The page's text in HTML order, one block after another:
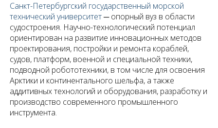
Санкт-Петербургский государственный морской
технический университет─ опорный вуз в области
судостроения. Научно-технологический потенциал
ориентирован на развитие инновационных методов
проектирования, постройки и ремонта кораблей,
судов, платформ, военной и специальной техники,
подводной робототехники, в том числе для освоения
Арктики и континентального шельфа, а также
аддитивных технологий и оборудования, разработку и
производство современного промышленного
инструмента.